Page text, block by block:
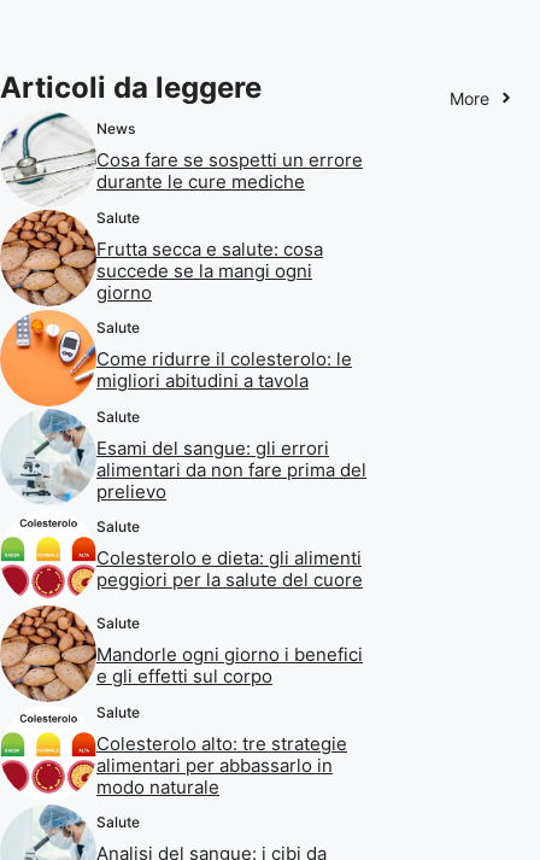
Articoli da leggere More
News
Cosa fare se sospetti un errore
durante le cure mediche
Salute
Frutta secca e salute: cosa
succede se la mangi ogni
giorno
Salute
Come ridurre il colesterolo: le
migliori abitudini a tavola
Salute
Esami del sangue: gli errori
alimentari da non fare prima del
prelievo
Salute
Colesterolo e dieta: gli alimenti
peggiori per la salute del cuore
Salute
Mandorle ogni giorno i benefici
e gli effetti sul corpo
Salute
Colesterolo alto: tre strategie
alimentari per abbassarlo in
modo naturale
Salute
Analisi del sangue: i cibi da